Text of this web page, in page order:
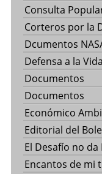
Consulta
Corteros por la
Dcumentos
Defensa a la Vida
Documentos
Documentos
Económico
Editorial del
El Desafío no da
Encantos de mi